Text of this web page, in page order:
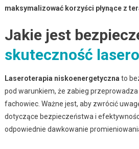
maksymalizować korzyści płynące z
Jakie jest
skuteczność
Laseroterapia niskoenergetyczna to
pod warunkiem, że zabieg
fachowiec. Ważne jest, aby zwrócić
dotyczące bezpieczeństwa i
odpowiednie dawkowanie